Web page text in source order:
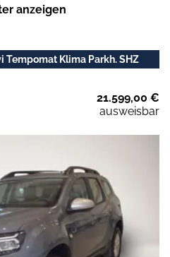
anzeigen
Tempomat Klima Parkh. SHZ
21.599,00 €
ausweisbar